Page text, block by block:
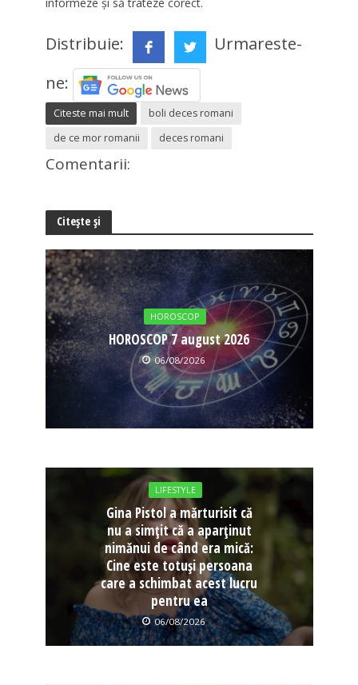
Distribuie:
Urmareste-
ne:
Citeste mai mult
boli deces romani
de ce mor romanii
deces romani
Comentarii:
Citește și
HOROSCOP
HOROSCOP 7 august 2026
06/08/2026
LIFESTYLE
Gina Pistol a mărturisit că
nu a simțit că a aparținut
nimănui de când era mică:
Cine este totuși persoana
care a schimbat acest lucru
pentru ea
06/08/2026